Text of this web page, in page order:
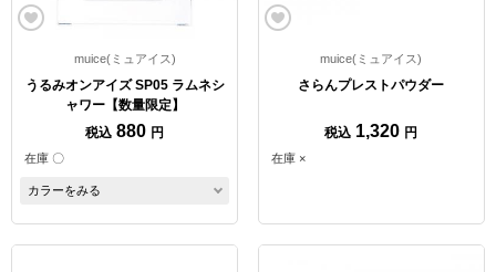
muice(ミュアイス)
うるみオンアイズ SP05 ラムネシ
ャワー【数量限定】
税込 880 円
在庫 〇
カラーをみる
muice(ミュアイス)
さらんプレストパウダー
税込 1,320 円
在庫 ×